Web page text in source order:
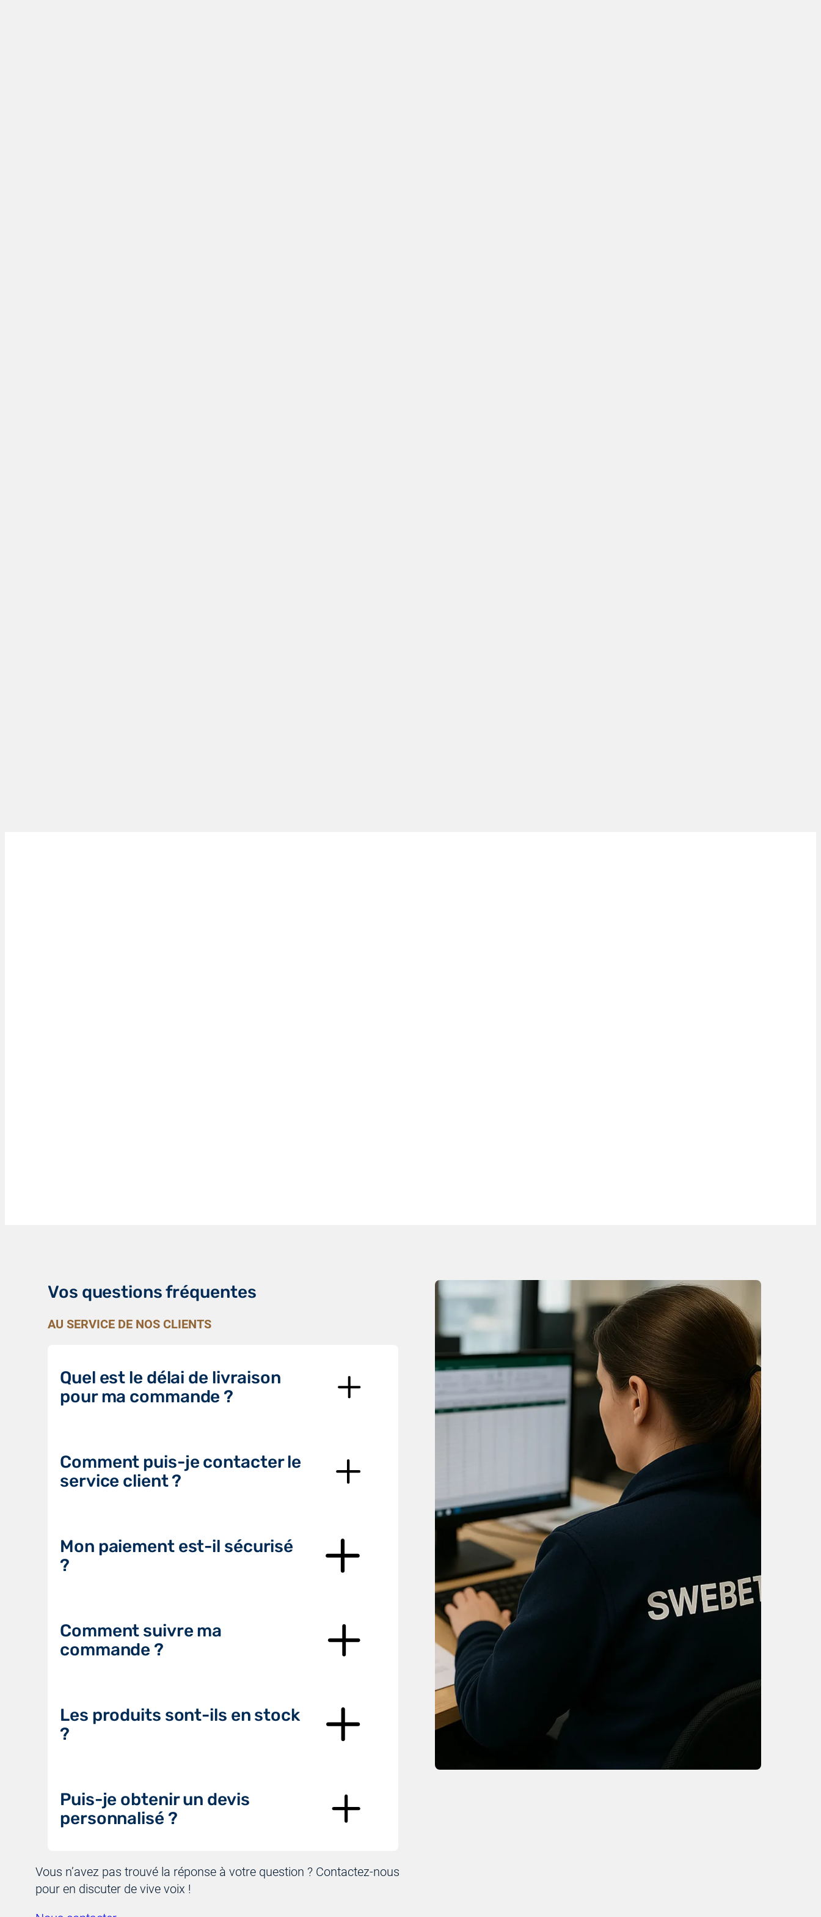
Vos questions fréquentes
AU SERVICE DE NOS CLIENTS
Quel est le délai de livraison
pour ma commande ?
Comment puis-je contacter le
service client ?
Mon paiement est-il sécurisé
?
Comment suivre ma
commande ?
Les produits sont-ils en stock
?
Puis-je obtenir un devis
personnalisé ?
Vous n’avez pas trouvé la réponse à votre question ? Contactez-nous
pour en discuter de vive voix !